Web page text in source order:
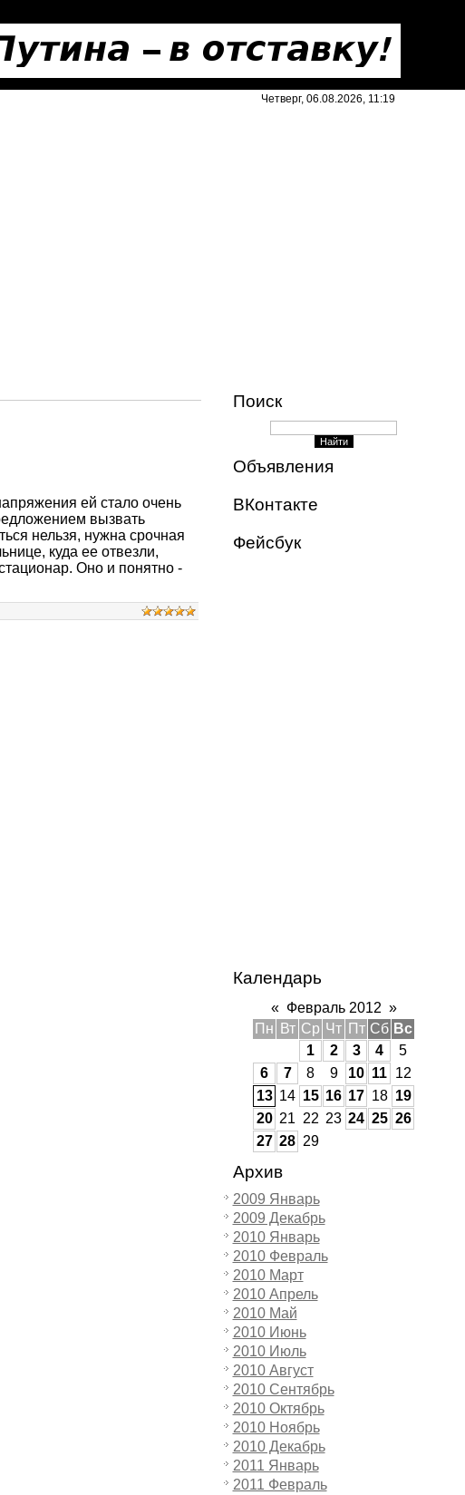
Четверг, 06.08.2026, 11:19
ей стало очень
вызвать
нельзя, нужна срочная
куда ее отвезли,
Оно и понятно -
Поиск
Объявления
ВКонтакте
Фейсбук
Календарь
« Февраль 2012 »
Пн
Вт Ср Чт Пт Сб Вс
1
2 3 4
5
6
7 8 9 10 11 12
13 14 15 16 17 18 19
20 21 22 23 24 25 26
27 28 29
Архив
2009 Январь
2009 Декабрь
2010 Январь
2010 Февраль
2010 Март
2010 Апрель
2010 Май
2010 Июнь
2010 Июль
2010 Август
2010 Сентябрь
2010 Октябрь
2010 Ноябрь
2010 Декабрь
2011 Январь
2011 Февраль